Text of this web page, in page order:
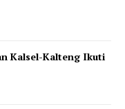
Kalsel-Kalteng Ikuti